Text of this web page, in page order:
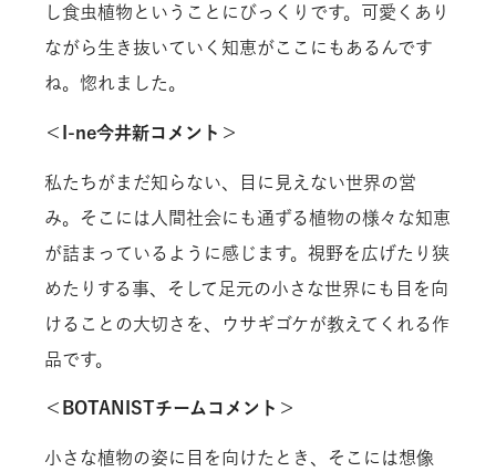
し食虫植物ということにびっくりです。可愛くあり
ながら生き抜いていく知恵がここにもあるんです
ね。惚れました。
＜I-ne今井新コメント＞
私たちがまだ知らない、目に見えない世界の営
み。そこには人間社会にも通ずる植物の様々な知恵
が詰まっているように感じます。視野を広げたり狭
めたりする事、そして足元の小さな世界にも目を向
けることの大切さを、ウサギゴケが教えてくれる作
品です。
＜BOTANISTチームコメント＞
小さな植物の姿に目を向けたとき、そこには想像